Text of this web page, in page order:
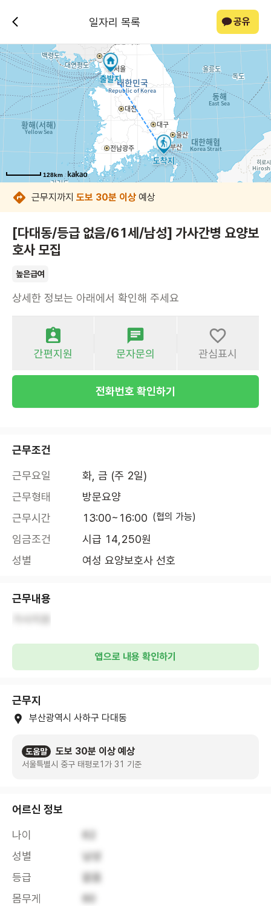
일자리 목록 공유
128km
128km
128km
128km
128km
128km
128km
128km
근무지까지 도보 30분 이상 예상
[다대동/등급 없음/61세/남성] 가사간병 요양보
호사 모집
높은급여
상세한 정보는 아래에서 확인해 주세요
간편지원 문자문의 관심표시
전화번호 확인하기
근무조건
근무요일
화, 금 (주 2일)
근무형태
방문요양
근무시간
13:00~16:00 (협의 가능)
임금조건
시급 14,250원
성별
여성 요양보호사 선호
근무내용
앱으로 내용 확인하기
근무지
부산광역시 사하구 다대동
도움말 도보 30분 이상 예상
서울특별시 중구 태평로1가 31 기준
어르신 정보
나이
성별
남성
등급
없음
몸무게
60